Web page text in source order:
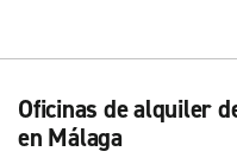
Oficinas de alquiler
en Málaga